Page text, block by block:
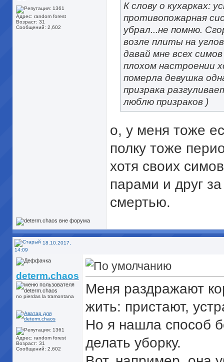
Адрес: random forest
Возраст: 31
Сообщений: 2,602
К слову о кухарках:
противопожарная
убрал...не помню.
возле плиты на
давай мне всех
плохом настроении
померла девушка
призрака
люблю призраков )
о, у меня тоже
полку тоже
хотя своих
парами и друг
смертью.
18.10.2017,
14:09
determ.chaos
no pierdas la tramontana
Адрес: random forest
Возраст: 31
Сообщений: 2,602
Меня раздражают
жить: пристают,
Но я нашла способ
делать уборку.